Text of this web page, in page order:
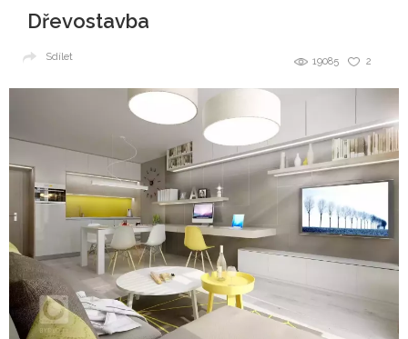
Dřevostavba
2
19085
Sdílet